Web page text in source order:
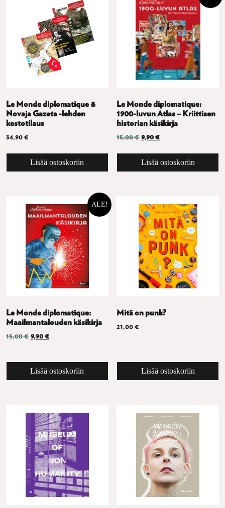
Le Monde diplomatique &
Novaja Gazeta -lehden
kestotilaus
34,90 €
Lisää ostoskoriin
Le Monde diplomatique:
1900-luvun Atlas – Kriittisen
historian käsikirja
15,00€ Alkuperäinen hinta oli:
9,90€Nykyinen hinta on:
Lisää ostoskoriin
ALE!
Le Monde diplomatique:
Maailmantalouden käsikirja
15,00€ Alkuperäinen hinta oli: 15,00 €.
9,90 €Nykyinen hinta on: 9,90 €.
Lisää ostoskoriin
Mitä on punk?
21,00€
Lisää ostoskoriin